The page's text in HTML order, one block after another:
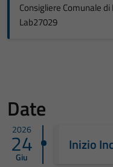
Consigliere Comunale
Lab27029
Date
2026
24
Giu
Inizio